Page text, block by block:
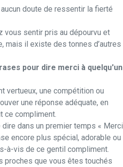
doute de ressentir la fierté
vous sentir pris au dépourvu et
mais il existe des tonnes d’autres
pour dire merci à quelqu'un
vertueux, une compétition ou
une réponse adéquate, en
ce compliment.
dans un premier temps « Merci
encore plus spécial, adorable ou
à-vis de ce gentil compliment.
proches que vous êtes touchés